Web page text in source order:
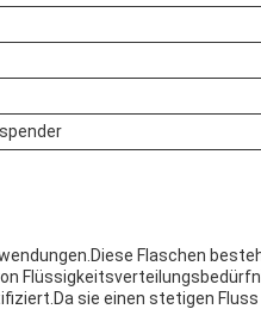
Flaschen
sie einen stetigen